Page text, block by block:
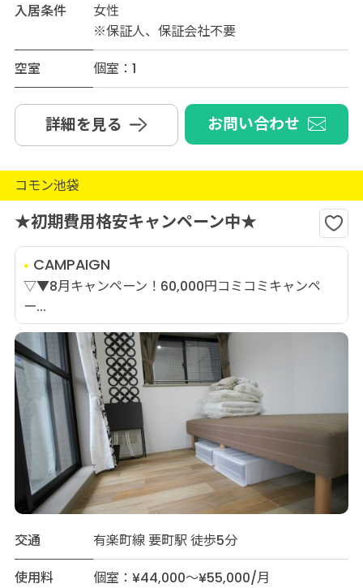
入居条件
女性
※保証人、保証会社不要
空室
個室：1
詳細を見る お問い合わせ
コモン池袋
★初期費用格安キャンペーン中★
CAMPAIGN
▽▼8月キャンペーン！60,000円コミコミキャンペ
ー...
交通
有楽町線 要町駅 徒歩5分
使用料
個室：¥44,000～¥55,000/月